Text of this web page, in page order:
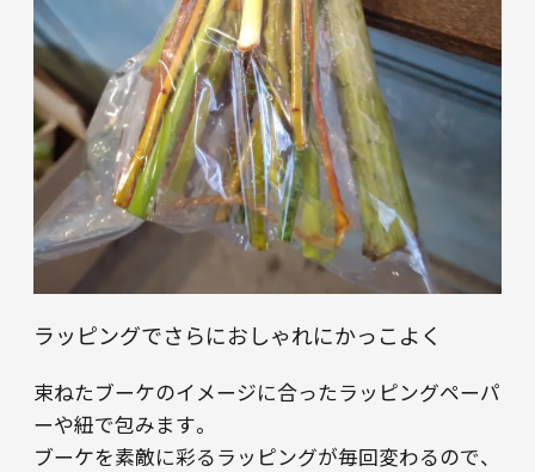
ラッピングでさらにおしゃれにかっこよく
束ねたブーケのイメージに合ったラッピングペーパ
ーや紐で包みます。
ブーケを素敵に彩るラッピングが毎回変わるので、